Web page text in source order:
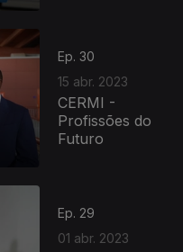
Ep. 30
15 abr. 2023
CERMI -
Profissões do
Futuro
Ep. 29
01 abr. 2023